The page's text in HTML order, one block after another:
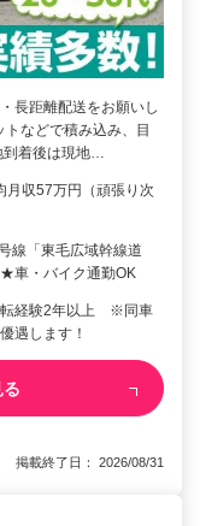
長距離配送をお願いし
などで積み込み、目
到着後は現地…
収57万円（頑張り次
線「東毛広域幹線道
車・バイク通勤OK
経験2年以上 ※同車
遇します！
掲載終了日： 2026/08/31